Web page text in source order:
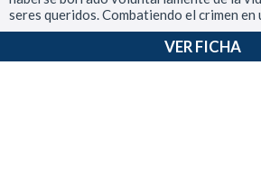
seres queridos. Combatiendo el crimen en
VER FICHA